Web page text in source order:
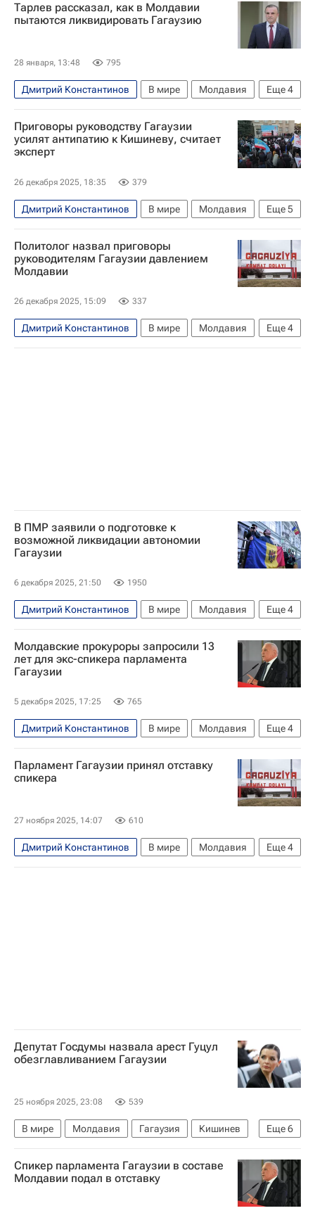
Тарлев рассказал, как в Молдавии
пытаются ликвидировать Гагаузию
28 января, 13:48 795
Еще4
Дмитрий Константинов В мире
Молдавия
Гагаузия
Россия
Евгения Гуцул
Василий Тарлев
Приговоры руководству Гагаузии
усилят антипатию к Кишиневу, считает
эксперт
26 декабря 2025, 18:35 379
Еще5
Дмитрий Константинов В мире
Молдавия
Гагаузия
Россия
Евгения Гуцул
Майя Санду
Кишинев
Политолог назвал приговоры
руководителям Гагаузии давлением
Молдавии
26 декабря 2025, 15:09 337
Еще4
Дмитрий Константинов В мире
Молдавия
Кишинев
Гагаузия
Евгения Гуцул
В ПМР заявили о подготовке к
возможной ликвидации автономии
Гагаузии
6 декабря 2025, 21:50 1950
Еще4
Дмитрий Константинов В мире
Молдавия
Гагаузия
Кишинев
Евгения Гуцул
Майя Санду
Молдавские прокуроры запросили 13
лет для экс-спикера парламента
Гагаузии
5 декабря 2025, 17:25 765
Еще4
Дмитрий Константинов В мире
Молдавия
Россия
Кишинев
Евгения Гуцул
Майя Санду
Парламент Гагаузии принял отставку
спикера
27 ноября 2025, 14:07 610
Еще4
Дмитрий Константинов В мире
Молдавия
Россия
Кишинев
Евгения Гуцул
Депутат Госдумы назвала арест Гуцул
обезглавливанием Гагаузии
25 ноября 2025, 23:08 539
Еще6
В мире Молдавия Гагаузия
Кишинев
Евгения Гуцул
Майя Санду
Александр Тарнавский
Госдума РФ
Спикер парламента Гагаузии в составе
Молдавии подал в отставку